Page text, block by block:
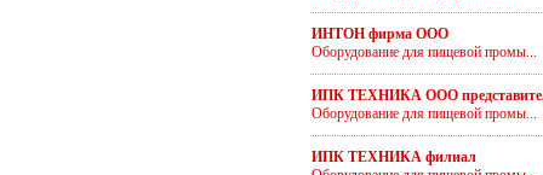
ИНТОН фирма ООО
Оборудование для пищевой промы...
ИПК ТЕХНИКА ООО
Оборудование для пищевой промы...
ИПК ТЕХНИКА филиал